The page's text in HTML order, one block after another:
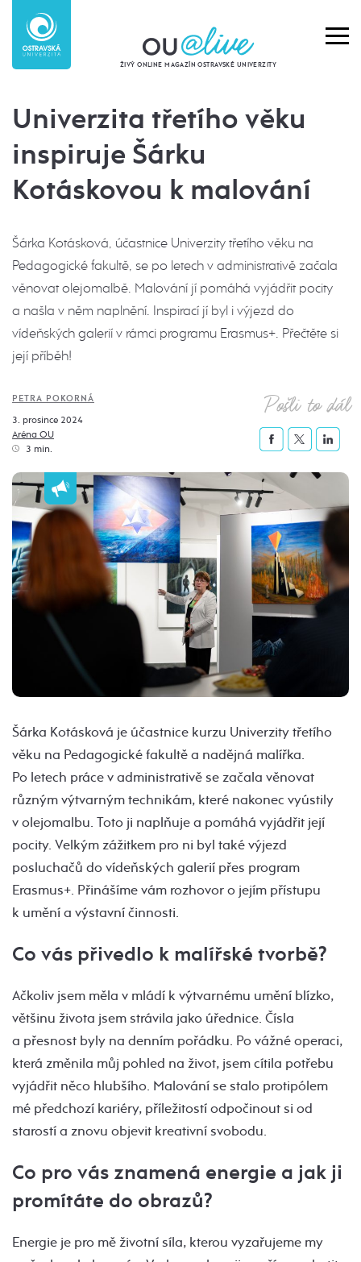
ŽIVÝ ONLINE MAGAZÍN OSTRAVSKÉ UNIVERZITY
Univerzita třetího věku
inspiruje Šárku
Kotáskovou k malování
Šárka Kotásková, účastnice Univerzity třetího věku na
Pedagogické fakultě, se po letech v administrativě začala
věnovat olejomalbě. Malování jí pomáhá vyjádřit pocity
a našla v něm naplnění. Inspirací jí byl i výjezd do
vídeňských galerií v rámci programu Erasmus+. Přečtěte si
její příběh!
PETRA POKORNÁ
3. prosince 2024
Aréna OU
3 min.
Pošli to dál
Šárka Kotásková je účastnice kurzu Univerzity třetího
věku na Pedagogické fakultě a nadějná malířka.
Po letech práce v administrativě se začala věnovat
různým výtvarným technikám, které nakonec vyústily
v olejomalbu. Toto ji naplňuje a pomáhá vyjádřit její
pocity. Velkým zážitkem pro ni byl také výjezd
posluchačů do vídeňských galerií přes program
Erasmus+. Přinášíme vám rozhovor o jejím přístupu
k umění a výstavní činnosti.
Co vás přivedlo k malířské tvorbě?
Ačkoliv jsem měla v mládí k výtvarnému umění blízko,
většinu života jsem strávila jako úřednice. Čísla
a přesnost byly na denním pořádku. Po vážné operaci,
která změnila můj pohled na život, jsem cítila potřebu
vyjádřit něco hlubšího. Malování se stalo protipólem
mé předchozí kariéry, příležitostí odpočinout si od
starostí a znovu objevit kreativní svobodu.
Co pro vás znamená energie a jak ji
promítáte do obrazů?
Energie je pro mě životní síla, kterou vyzařujeme my